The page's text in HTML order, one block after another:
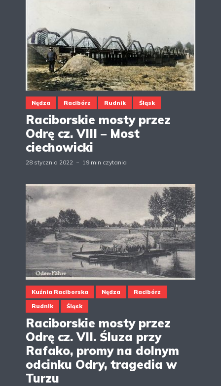
Nędza Racibórz Rudnik Śląsk
Raciborskie mosty przez
Odrę cz. VIII – Most
ciechowicki
28 stycznia 2022 19 min czytania
Kuźnia Raciborska Nędza Racibórz
Rudnik Śląsk
Raciborskie mosty przez
Odrę cz. VII. Śluza przy
Rafako, promy na dolnym
odcinku Odry, tragedia w
Turzu